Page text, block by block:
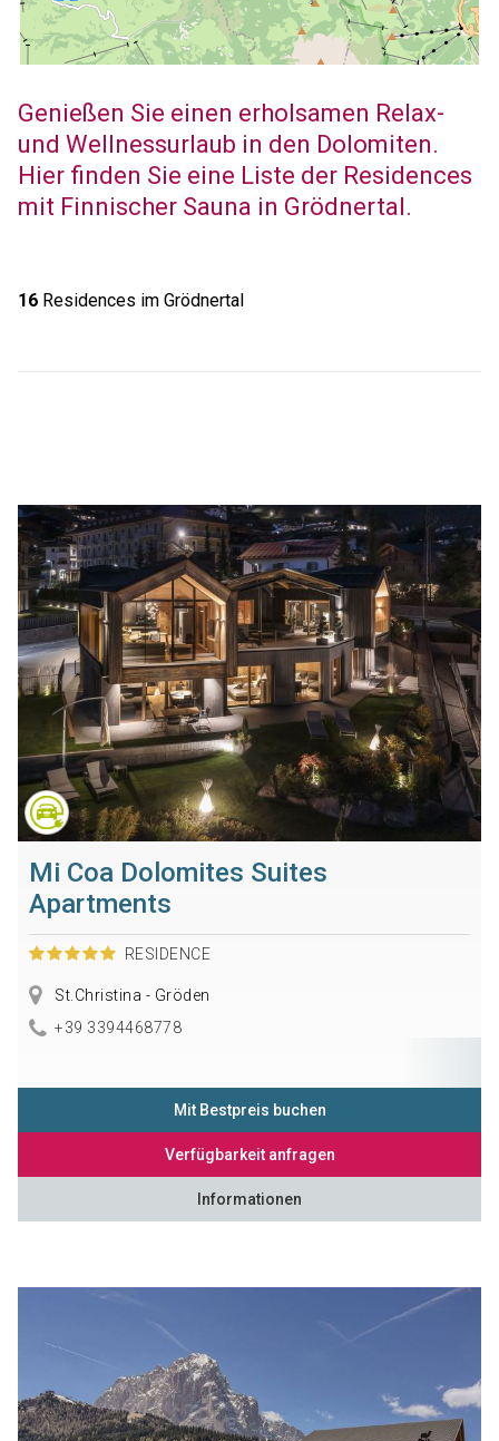
Genießen Sie einen erholsamen Relax-
und Wellnessurlaub in den Dolomiten.
Hier finden Sie eine Liste der Residences
mit Finnischer Sauna in Grödnertal.
16Residences im Grödnertal
Mi Coa Dolomites Suites
Apartments
RESIDENCE
St.Christina - Gröden
+39 3394468778
Mit Bestpreis buchen
Verfügbarkeit anfragen
Informationen